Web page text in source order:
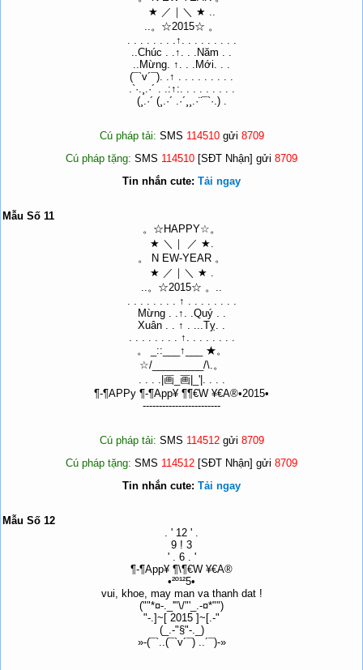
★ ／｜＼ ★ ..
..。☆2015☆ 。
. . . . . . . .↑. . . . . . . . .
..Chúc . .↑. . .Năm . .
..Mừng. ↑. . .Mới. . .
(¯`v´¯). .↑ . . . . . . . . .
.`·.¸.·´ . .:↑:. . . . . . . . .
(¸.·´ (¸.·´ .·´¸¸.·¨¯`·.) .
Cú pháp tải: SMS 114510gửi 8709
Cú pháp tặng: SMS 114510 [SĐT Nhận] gửi 8709
Tin nhắn cute: Tải ngay
Mẫu Số 11
。☆HAPPY☆。
★ ＼｜ ／ ★.
。 N EW-YEAR 。
★ ／｜＼ ★ .
..。☆2015☆ 。..
. . . . . . . . ↑ . . . . . . . .
Mừng . .↑. .Quý . .
Xuân . . ↑ . ...Tỵ. .
. . . . . . . . ↑. . . . . . . .
。 _::___↑___ ★。
☆/_________/\.。
. . . .|画_画|_'|. . . .
¶-¶APPy ¶-¶App¥ ¶¶€W ¥€A®•2015•
------------------------
Cú pháp tải: SMS 114512gửi 8709
Cú pháp tặng: SMS 114512 [SĐT Nhận] gửi 8709
Tin nhắn cute: Tải ngay
Mẫu Số 12
. ' 12 ' .
9 ! 3
' . 6 . '
¶-¶App¥ ¶\¶€W ¥€A®
•²º¹²5•
vui, khoe, may man va thanh dat !
(""*¤-._'"\/"'_.-¤*"")
"-.]~[ 2015 ]~[.-"
(_.-"§"-._)
»-(¯`..(¯`v´¯) ..´¯)-»